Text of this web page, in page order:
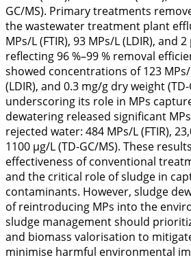
GC/MS). Primary treatments
the wastewater treatment plant
MPs/L (FTIR), 93 MPs/L (LDIR), and
reflecting 96 %–99 % removal
showed concentrations of 123 MPs/
(LDIR), and 0.3 mg/g dry weight (TD-
underscoring its role in MPs
dewatering released significant
rejected water: 484 MPs/L (FTIR),
1100 µg/L (TD-GC/MS). These
effectiveness of conventional
and the critical role of sludge in
contaminants. However, sludge
of reintroducing MPs into the
sludge management should
and biomass valorisation to
minimise harmful environmental